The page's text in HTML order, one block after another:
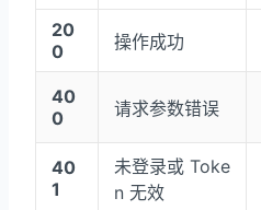
20
0
操作成功
40
0
请求参数错误
40
1
未登录或 Toke
n 无效